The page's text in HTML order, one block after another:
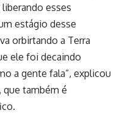
esses
estágio desse
orbirtando a Terra
ele foi decaindo
a gente fala”, explicou
que também é